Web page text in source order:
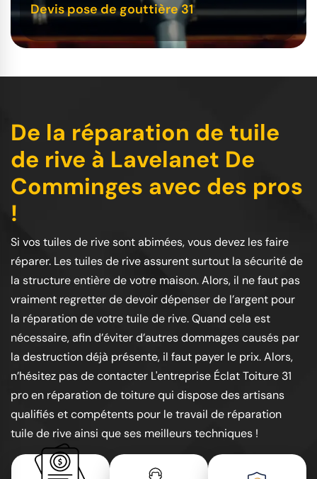
Devis pose de gouttière 31
De la réparation de tuile
de rive à Lavelanet De
Comminges avec des pros
!
Si vos tuiles de rive sont abimées, vous devez les faire
réparer. Les tuiles de rive assurent surtout la sécurité de
la structure entière de votre maison. Alors, il ne faut pas
vraiment regretter de devoir dépenser de l’argent pour
la réparation de votre tuile de rive. Quand cela est
nécessaire, afin d’éviter d’autres dommages causés par
la destruction déjà présente, il faut payer le prix. Alors,
n’hésitez pas de contacter L'entreprise Éclat Toiture 31
pro en réparation de toiture qui dispose des artisans
qualifiés et compétents pour le travail de réparation
tuile de rive ainsi que ses meilleurs techniques !